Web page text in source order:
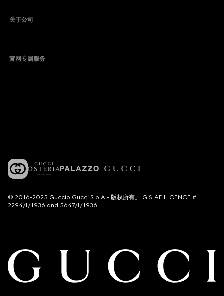
关于公司
官网专属服务
© 2016-2025 Guccio Gucci S.p.A.- 版权所有。 G SIAE LICENCE #
2294/I/1936 and 5647/I/1936